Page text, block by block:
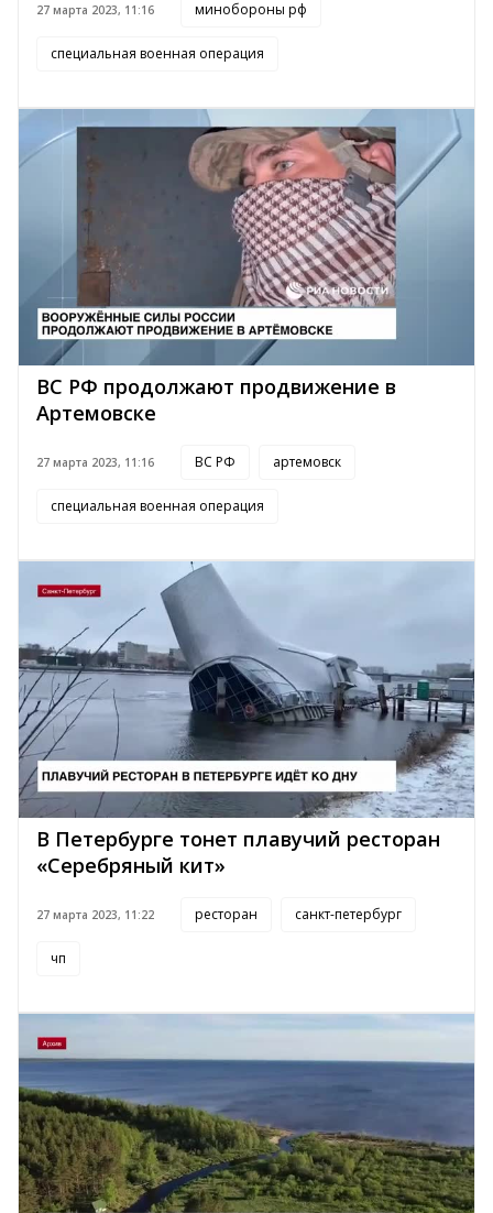
27 марта 2023, 11:16 минобороны рф
специальная военная операция
ВС РФ продолжают продвижение в
Артемовске
27 марта 2023, 11:16 ВС РФ артемовск
специальная военная операция
В Петербурге тонет плавучий ресторан
«Серебряный кит»
27 марта 2023, 11:22 ресторан санкт-петербург
чп